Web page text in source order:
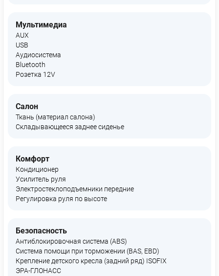
Мультимедиа
AUX
USB
Аудиосистема
Bluetooth
Розетка 12V
Салон
Ткань (материал салона)
Складывающееся заднее сиденье
Комфорт
Кондиционер
Усилитель руля
Электростеклоподъемники передние
Регулировка руля по высоте
Безопасность
Антиблокировочная система (ABS)
Система помощи при торможении (BAS, EBD)
Крепление детского кресла (задний ряд) ISOFIX
ЭРА-ГЛОНАСС